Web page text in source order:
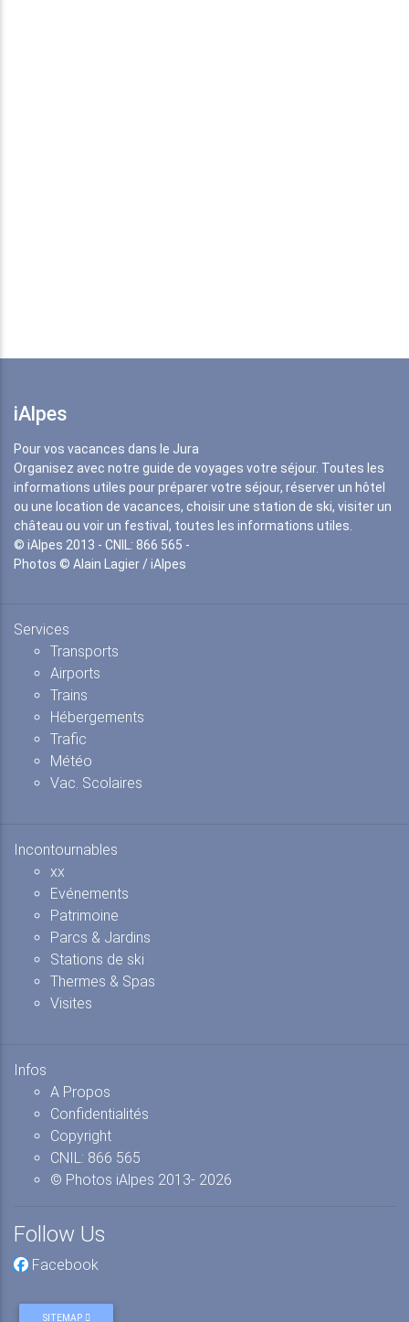
iAlpes
Pour vos vacances dans le Jura
Organisez avec notre guide de voyages votre séjour. Toutes les
informations utiles pour préparer votre séjour, réserver un hôtel
ou une location de vacances, choisir une station de ski, visiter un
château ou voir un festival, toutes les informations utiles.
© iAlpes 2013 - CNIL: 866 565 -
Photos © Alain Lagier / iAlpes
Services
Transports
Airports
Trains
Hébergements
Trafic
Météo
Vac. Scolaires
Incontournables
xx
Evénements
Patrimoine
Parcs & Jardins
Stations de ski
Thermes & Spas
Visites
Infos
A Propos
Confidentialités
Copyright
CNIL: 866 565
© Photos iAlpes 2013- 2026
Follow Us
Facebook
SITEMAP